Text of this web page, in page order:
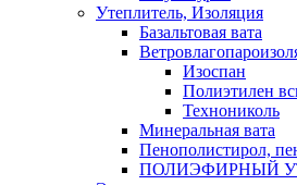
Утеплитель, Изоляция
Базальтовая вата
Изоспан
Полиэтилен
Технониколь
Минеральная вата
Пенополистирол,
ПОЛИЭФИРНЫЙ